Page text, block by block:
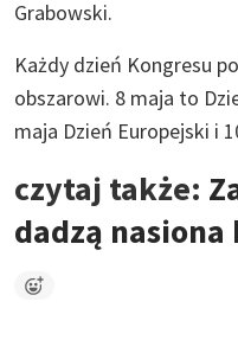
Grabowski.
Każdy dzień Kongresu
obszarowi. 8 maja to
maja Dzień Europejski i
czytaj także:
dadzą